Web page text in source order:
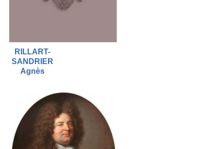
RILLART-
SANDRIER
Agnès